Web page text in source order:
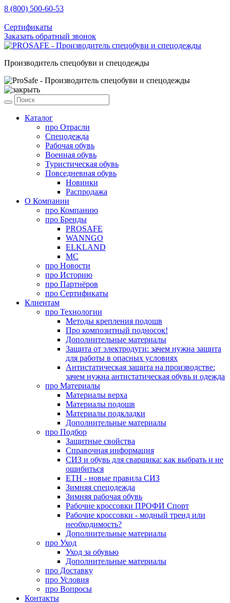
8 (800) 500-60-53
Сертификаты
Заказать обратный звонок
Производитель спецобуви и спецодежды
Каталог
про Отрасли
Спецодежда
Рабочая обувь
Военная обувь
Туристическая обувь
Повседневная обувь
Новинки
Распродажа
О Компании
про Компанию
про Бренды
PROSAFE
WANNGO
ELKLAND
MC
про Новости
про Историю
про Партнёров
про Сертификаты
Клиентам
про Технологии
Методы крепления подошв
Про композитный подносок!
Дополнительные материалы
Защита от электродуги: зачем нужна защита
для работы в опасных условиях
Антистатическая защита на производстве:
зачем нужна антистатическая обувь и одежда
про Материалы
Материалы верха
Материалы подошв
Материалы подкладки
Дополнительные материалы
про Подбор
Защитные свойства
Справочная информация
СИЗ и обувь для сварщика: как выбрать и не
ошибиться
ЕТН - новые правила СИЗ
Зимняя спецодежда
Зимняя рабочая обувь
Рабочие кроссовки ПРОФИ Спорт
Рабочие кроссовки - модный тренд или
необходимость?
Дополнительные материалы
про Уход
Уход за обувью
Дополнительные материалы
про Доставку
про Условия
про Вопросы
Контакты